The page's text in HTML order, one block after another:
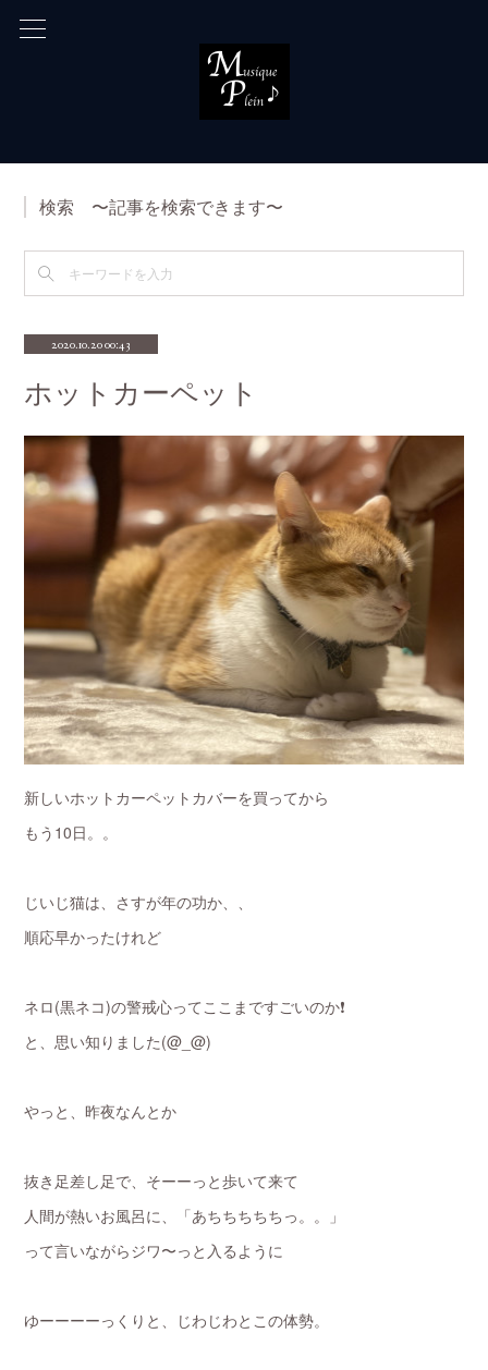
検索 〜記事を検索できます〜
2020.10.20 00:43
ホットカーペット
新しいホットカーペットカバーを買ってから
もう10日。。
じいじ猫は、さすが年の功か、、
順応早かったけれど
ネロ(黒ネコ)の警戒心ってここまですごいのか❗️
と、思い知りました(@_@)
やっと、昨夜なんとか
抜き足差し足で、そーーっと歩いて来て
人間が熱いお風呂に、「あちちちちちっ。。」
って言いながらジワ〜っと入るように
ゆーーーーっくりと、じわじわとこの体勢。